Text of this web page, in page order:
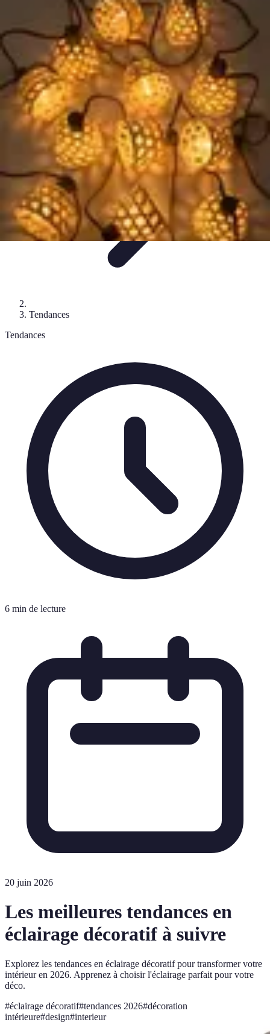
Éclairage IntérieurAvis d'experts Eclairage
IntérieurTendances
Éclairage Déco
Tendances
Tendances
6 min de lecture
20 juin 2026
Les meilleures tendances en
éclairage décoratif à suivre
Explorez les tendances en éclairage décoratif pour transformer votre
intérieur en 2026. Apprenez à choisir l'éclairage parfait pour votre
déco.
#éclairage décoratif#tendances 2026#décoration
intérieure#design#interieur